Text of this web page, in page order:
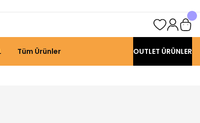
Tüm Ürünler OUTLET ÜRÜNLER